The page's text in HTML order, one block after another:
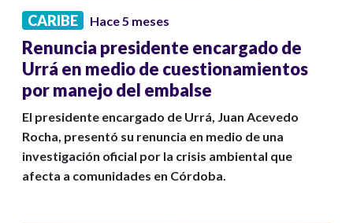
CARIBE Hace 5 meses
Renuncia presidente encargado de
Urrá en medio de cuestionamientos
por manejo del embalse
El presidente encargado de Urrá, Juan Acevedo
Rocha, presentó su renuncia en medio de una
investigación oficial por la crisis ambiental que
afecta a comunidades en Córdoba.